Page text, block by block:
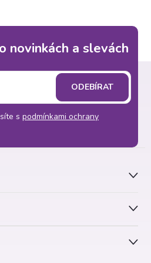
novinkách a slevách
s podmínkami ochrany
ODEBÍRAT